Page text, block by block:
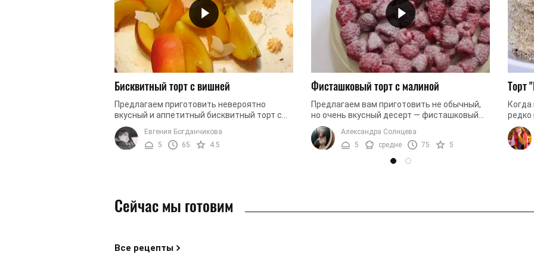
Бисквитный торт с вишней
Предлагаем приготовить невероятно
вкусный и аппетитный бисквитный торт с
вишней, которым вы легко сможете удивить
своих гостей. Вы в любое время ...
Евгения Богданчикова
5
65 4.5
Фисташковый торт с малиной
Предлагаем вам приготовить не обычный,
но очень вкусный десерт — фисташковый
торт с малиной. Торт получается вкусным и
красивым, поэтому вы легко ...
Александра Солнцева
5
средне 75 5
Торт
Когда
редко
торт,
Сейчас мы готовим
Все рецепты